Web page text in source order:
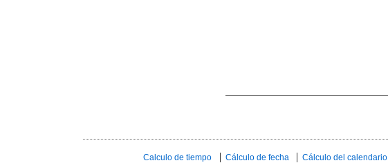
Calculo de tiempo Cálculo de fecha Cálculo del calendario